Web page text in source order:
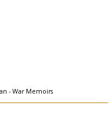
- War Memoirs